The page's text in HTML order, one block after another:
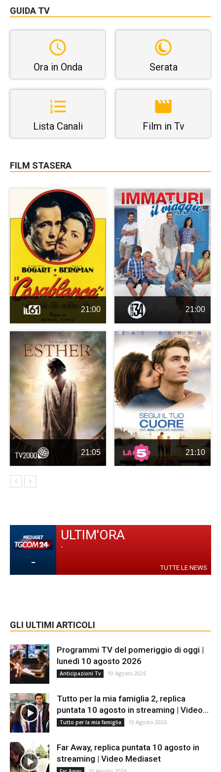
GUIDA TV
Ora in Onda Serata
Lista Canali Film in Tv
FILM STASERA
21:00 21:00
21:05 21:10
-
ULTIM'ORA
-
TUTTE LE NEWS
GLI ULTIMI ARTICOLI
Programmi TV del pomeriggio di oggi |
lunedì 10 agosto 2026
Anticipazioni Tv 10 Agosto 2026
Tutto per la mia famiglia 2, replica
puntata 10 agosto in streaming | Video...
Tutto per la mia famiglia 10 Agosto 2026
Far Away, replica puntata 10 agosto in
streaming | Video Mediaset